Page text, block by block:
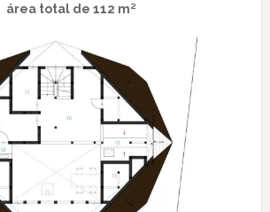
área total de 112 m²